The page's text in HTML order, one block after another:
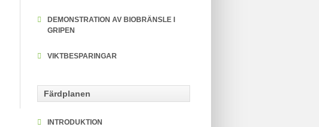
DEMONSTRATION AV BIOBRÄNSLE I
GRIPEN
VIKTBESPARINGAR
Färdplanen
INTRODUKTION